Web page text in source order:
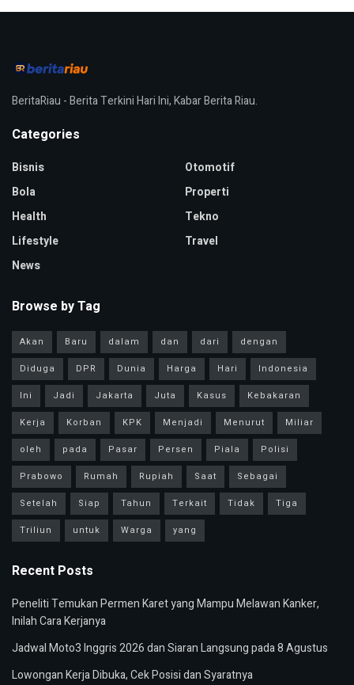
BeritaRiau - Berita Terkini Hari Ini, Kabar Berita Riau.
Categories
Bisnis
Bola
Health
Lifestyle
News
Otomotif
Properti
Tekno
Travel
Browse by Tag
Akan Baru dalam dan dari
dengan
Diduga
DPR Dunia Harga Hari
Indonesia
Ini
Jadi Jakarta Juta Kasus
Kebakaran
Kerja
Korban KPK Menjadi Menurut
Miliar
oleh
pada Pasar Persen Piala
Polisi
Prabowo
Rumah Rupiah Saat
Sebagai
Setelah
Siap Tahun Terkait Tidak
Tiga
Triliun
untuk Warga yang
Recent Posts
Peneliti Temukan Permen Karet yang Mampu Melawan Kanker,
Inilah Cara Kerjanya
Jadwal Moto3 Inggris 2026 dan Siaran Langsung pada 8 Agustus
Lowongan Kerja Dibuka, Cek Posisi dan Syaratnya